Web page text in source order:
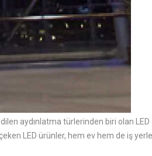
aydınlatma türlerinden biri olan LED
LED ürünler, hem ev hem de iş